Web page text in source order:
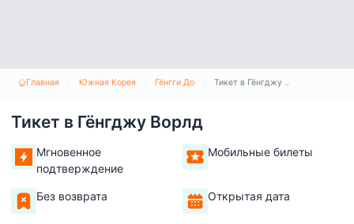
Главная Южная Корея Гёнгги До Тикет в Гёнгджу Ворлд
Тикет в Гёнгджу Ворлд
Мгновенное
подтверждение
Мобильные билеты
Без возврата Открытая дата